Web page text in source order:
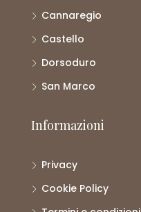
Cannaregio
Castello
Dorsoduro
San Marco
Informazioni
Privacy
Cookie Policy